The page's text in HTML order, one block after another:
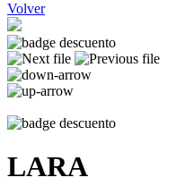
Volver
LARA